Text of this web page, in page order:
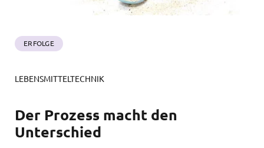
ERFOLGE
LEBENSMITTELTECHNIK
Der Prozess macht den
Unterschied